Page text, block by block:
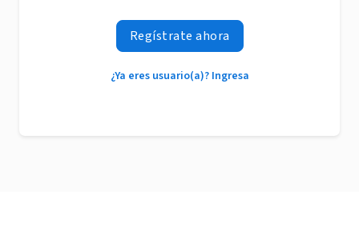
Regístrate ahora
¿Ya eres usuario(a)? Ingresa